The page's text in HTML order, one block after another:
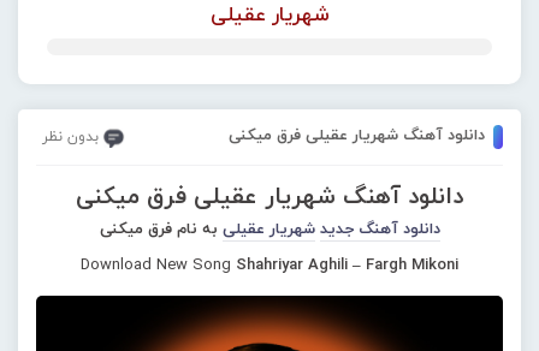
شهریار عقیلی
دانلود آهنگ شهریار عقیلی فرق میکنی بدون نظر
دانلود آهنگ شهریار عقیلی فرق میکنی
دانلود آهنگ جدید شهریار عقیلی به نام فرق میکنی
Download New Song Shahriyar Aghili – Fargh Mikoni